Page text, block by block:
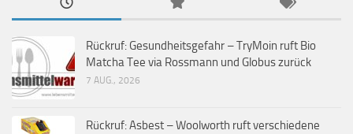
Rückruf: Gesundheitsgefahr – TryMoin ruft Bio
Matcha Tee via Rossmann und Globus zurück
7 AUG., 2026
Rückruf: Asbest – Woolworth ruft verschiedene